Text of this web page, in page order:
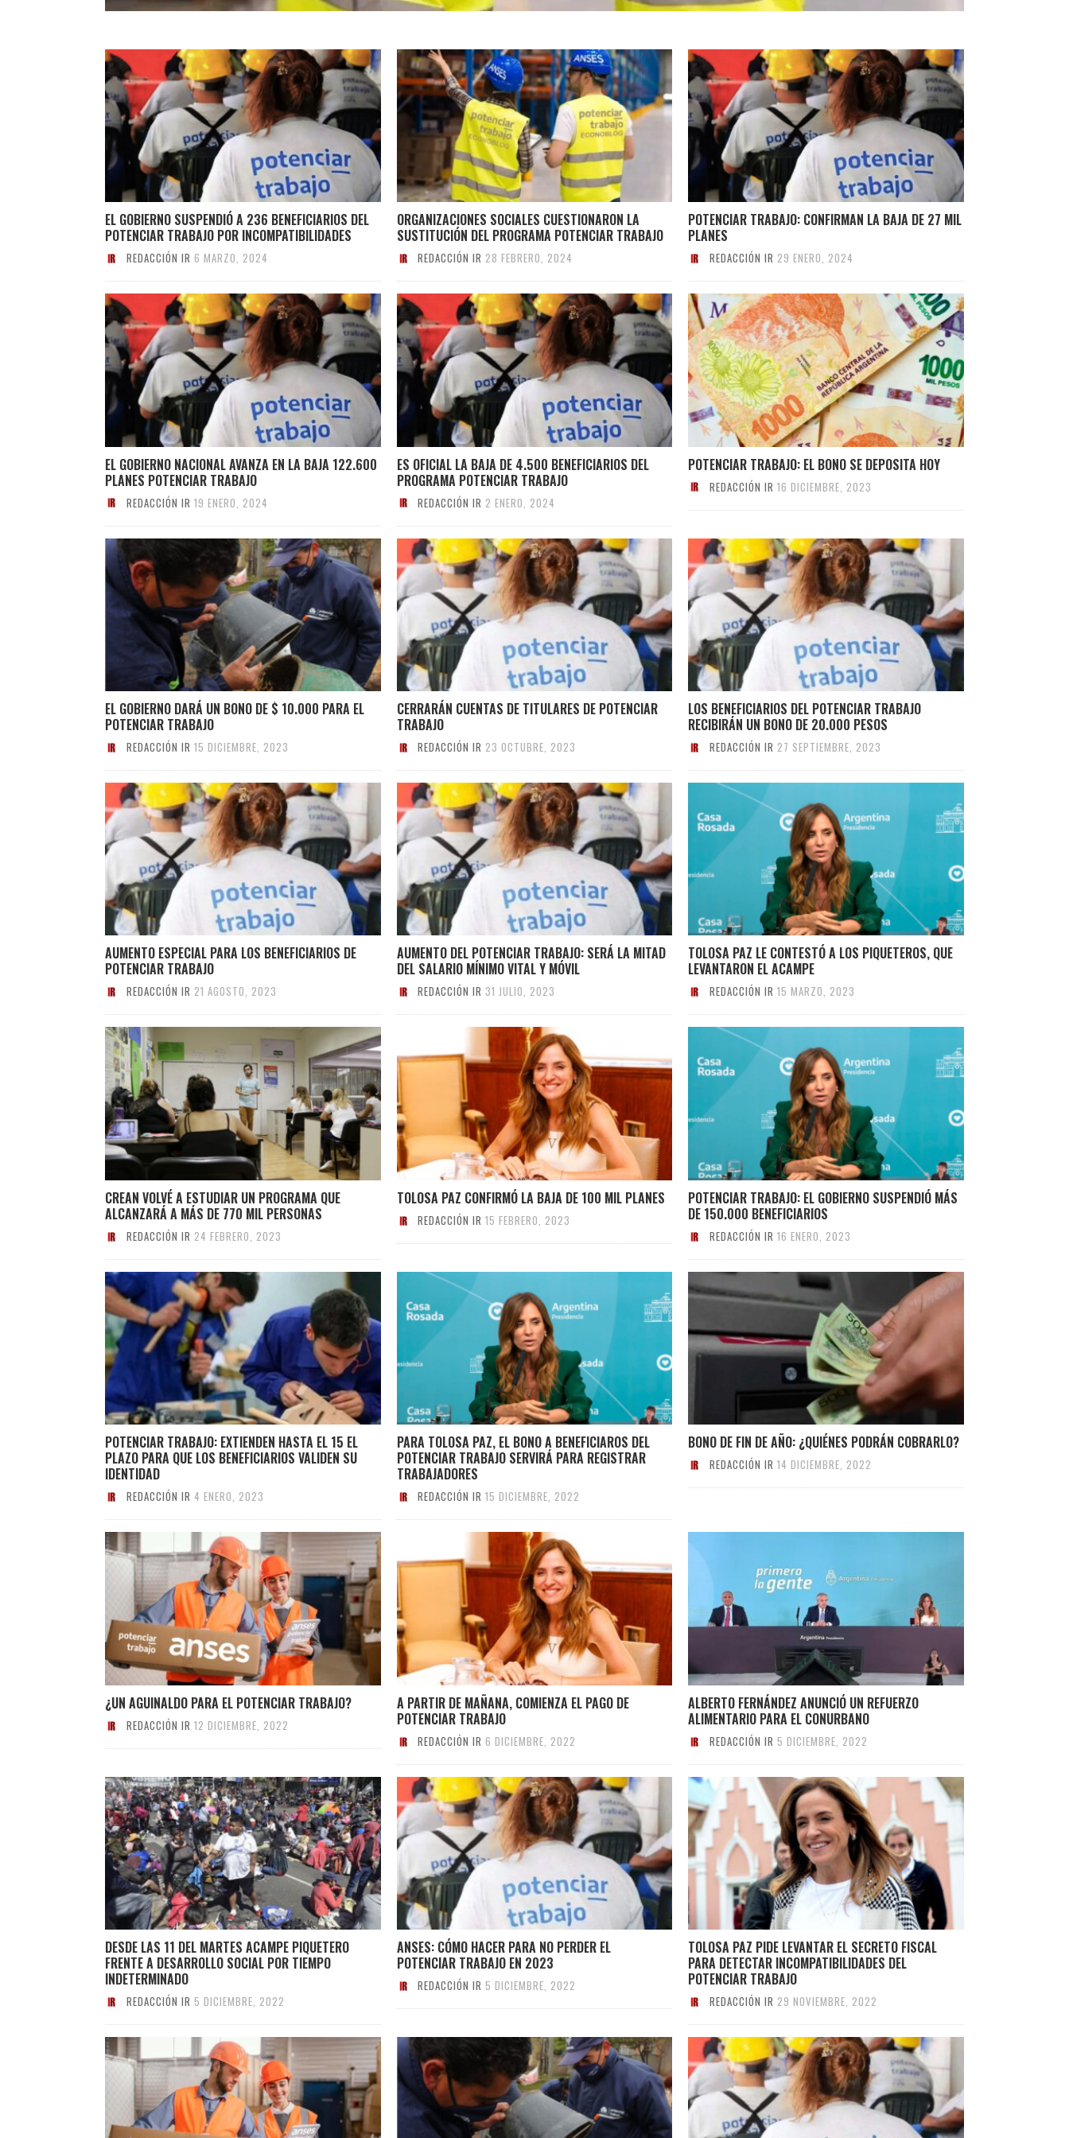
EL GOBIERNO SUSPENDIÓ A 236 BENEFICIARIOS DEL
POTENCIAR TRABAJO POR INCOMPATIBILIDADES
REDACCIÓN IR 6 MARZO, 2024
ORGANIZACIONES SOCIALES CUESTIONARON LA
SUSTITUCIÓN DEL PROGRAMA POTENCIAR TRABAJO
REDACCIÓN IR 28 FEBRERO, 2024
POTENCIAR TRABAJO: CONFIRMAN LA BAJA DE 27 MIL
PLANES
REDACCIÓN IR 29 ENERO, 2024
EL GOBIERNO NACIONAL AVANZA EN LA BAJA 122.600
PLANES POTENCIAR TRABAJO
REDACCIÓN IR 19 ENERO, 2024
ES OFICIAL LA BAJA DE 4.500 BENEFICIARIOS DEL
PROGRAMA POTENCIAR TRABAJO
REDACCIÓN IR 2 ENERO, 2024
POTENCIAR TRABAJO: EL BONO SE DEPOSITA HOY
REDACCIÓN IR 16 DICIEMBRE, 2023
EL GOBIERNO DARÁ UN BONO DE $ 10.000 PARA EL
POTENCIAR TRABAJO
REDACCIÓN IR 15 DICIEMBRE, 2023
CERRARÁN CUENTAS DE TITULARES DE POTENCIAR
TRABAJO
REDACCIÓN IR 23 OCTUBRE, 2023
LOS BENEFICIARIOS DEL POTENCIAR TRABAJO
RECIBIRÁN UN BONO DE 20.000 PESOS
REDACCIÓN IR 27 SEPTIEMBRE, 2023
AUMENTO ESPECIAL PARA LOS BENEFICIARIOS DE
POTENCIAR TRABAJO
REDACCIÓN IR 21 AGOSTO, 2023
AUMENTO DEL POTENCIAR TRABAJO: SERÁ LA MITAD
DEL SALARIO MÍNIMO VITAL Y MÓVIL
REDACCIÓN IR 31 JULIO, 2023
TOLOSA PAZ LE CONTESTÓ A LOS PIQUETEROS, QUE
LEVANTARON EL ACAMPE
REDACCIÓN IR 15 MARZO, 2023
CREAN VOLVÉ A ESTUDIAR UN PROGRAMA QUE
ALCANZARÁ A MÁS DE 770 MIL PERSONAS
REDACCIÓN IR 24 FEBRERO, 2023
TOLOSA PAZ CONFIRMÓ LA BAJA DE 100 MIL PLANES
REDACCIÓN IR 15 FEBRERO, 2023
POTENCIAR TRABAJO: EL GOBIERNO SUSPENDIÓ MÁS
DE 150.000 BENEFICIARIOS
REDACCIÓN IR 16 ENERO, 2023
POTENCIAR TRABAJO: EXTIENDEN HASTA EL 15 EL
PLAZO PARA QUE LOS BENEFICIARIOS VALIDEN SU
IDENTIDAD
REDACCIÓN IR 4 ENERO, 2023
PARA TOLOSA PAZ, EL BONO A BENEFICIAROS DEL
POTENCIAR TRABAJO SERVIRÁ PARA REGISTRAR
TRABAJADORES
REDACCIÓN IR 15 DICIEMBRE, 2022
BONO DE FIN DE AÑO: ¿QUIÉNES PODRÁN COBRARLO?
REDACCIÓN IR 14 DICIEMBRE, 2022
¿UN AGUINALDO PARA EL POTENCIAR TRABAJO?
REDACCIÓN IR 12 DICIEMBRE, 2022
A PARTIR DE MAÑANA, COMIENZA EL PAGO DE
POTENCIAR TRABAJO
REDACCIÓN IR 6 DICIEMBRE, 2022
ALBERTO FERNÁNDEZ ANUNCIÓ UN REFUERZO
ALIMENTARIO PARA EL CONURBANO
REDACCIÓN IR 5 DICIEMBRE, 2022
DESDE LAS 11 DEL MARTES ACAMPE PIQUETERO
FRENTE A DESARROLLO SOCIAL POR TIEMPO
INDETERMINADO
REDACCIÓN IR 5 DICIEMBRE, 2022
ANSES: CÓMO HACER PARA NO PERDER EL
POTENCIAR TRABAJO EN 2023
REDACCIÓN IR 5 DICIEMBRE, 2022
TOLOSA PAZ PIDE LEVANTAR EL SECRETO FISCAL
PARA DETECTAR INCOMPATIBILIDADES DEL
POTENCIAR TRABAJO
REDACCIÓN IR 29 NOVIEMBRE, 2022